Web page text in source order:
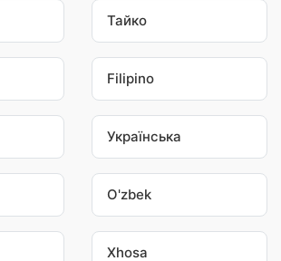
Тайко
Filipino
Українська
O'zbek
Xhosa